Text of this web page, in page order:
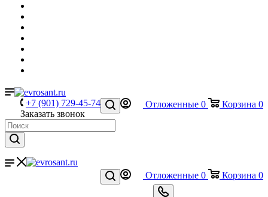
+7 (901) 729-45-74
Заказать звонок
Отложенные 0 Корзина 0
Отложенные 0 Корзина 0